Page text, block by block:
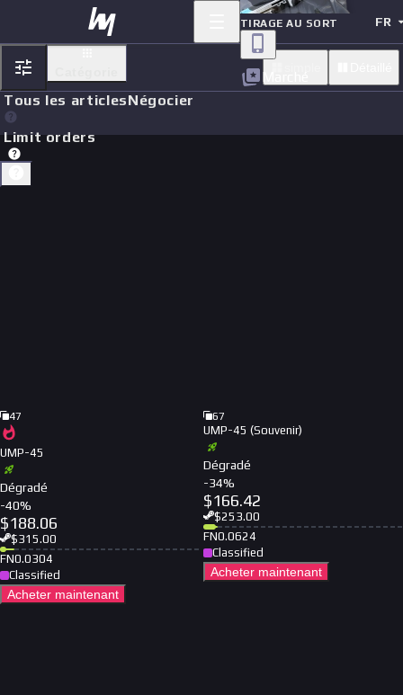
TIRAGE AU SORT
Marché
FR
Tous les articlesNégocier
Limit orders
47
UMP-45
Dégradé
-40%
$188.06
$315.00
FN0.0304
Classified
Acheter maintenant
67
UMP-45 (Souvenir)
Dégradé
-34%
$166.42
$253.00
FN0.0624
Classified
Acheter maintenant